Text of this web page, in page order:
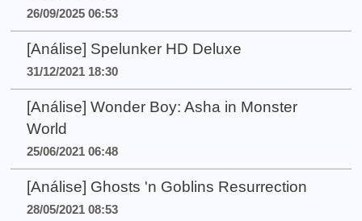
26/09/2025 06:53
[Análise] Spelunker HD Deluxe
31/12/2021 18:30
[Análise] Wonder Boy: Asha in Monster
World
25/06/2021 06:48
[Análise] Ghosts 'n Goblins Resurrection
28/05/2021 08:53